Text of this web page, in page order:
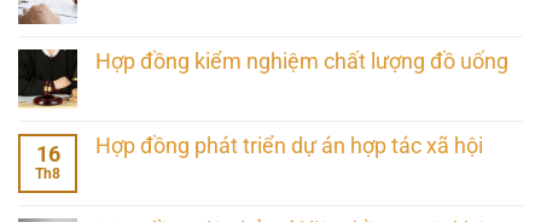
Hợp đồng kiểm nghiệm chất lượng đồ uống
16
Th8
Hợp đồng phát triển dự án hợp tác xã hội